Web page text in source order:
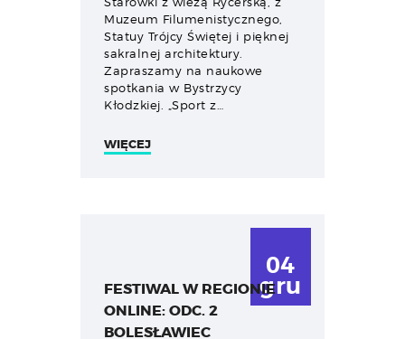
Muzeum Filumenistycznego,
Statuy Trójcy Świętej i pięknej
sakralnej architektury.
Zapraszamy na naukowe
spotkania w Bystrzycy
Kłodzkiej. „Sport z…
WIĘCEJ
04
gru
FESTIWAL W REGIONIE
ONLINE: ODC. 2
BOLESŁAWIEC